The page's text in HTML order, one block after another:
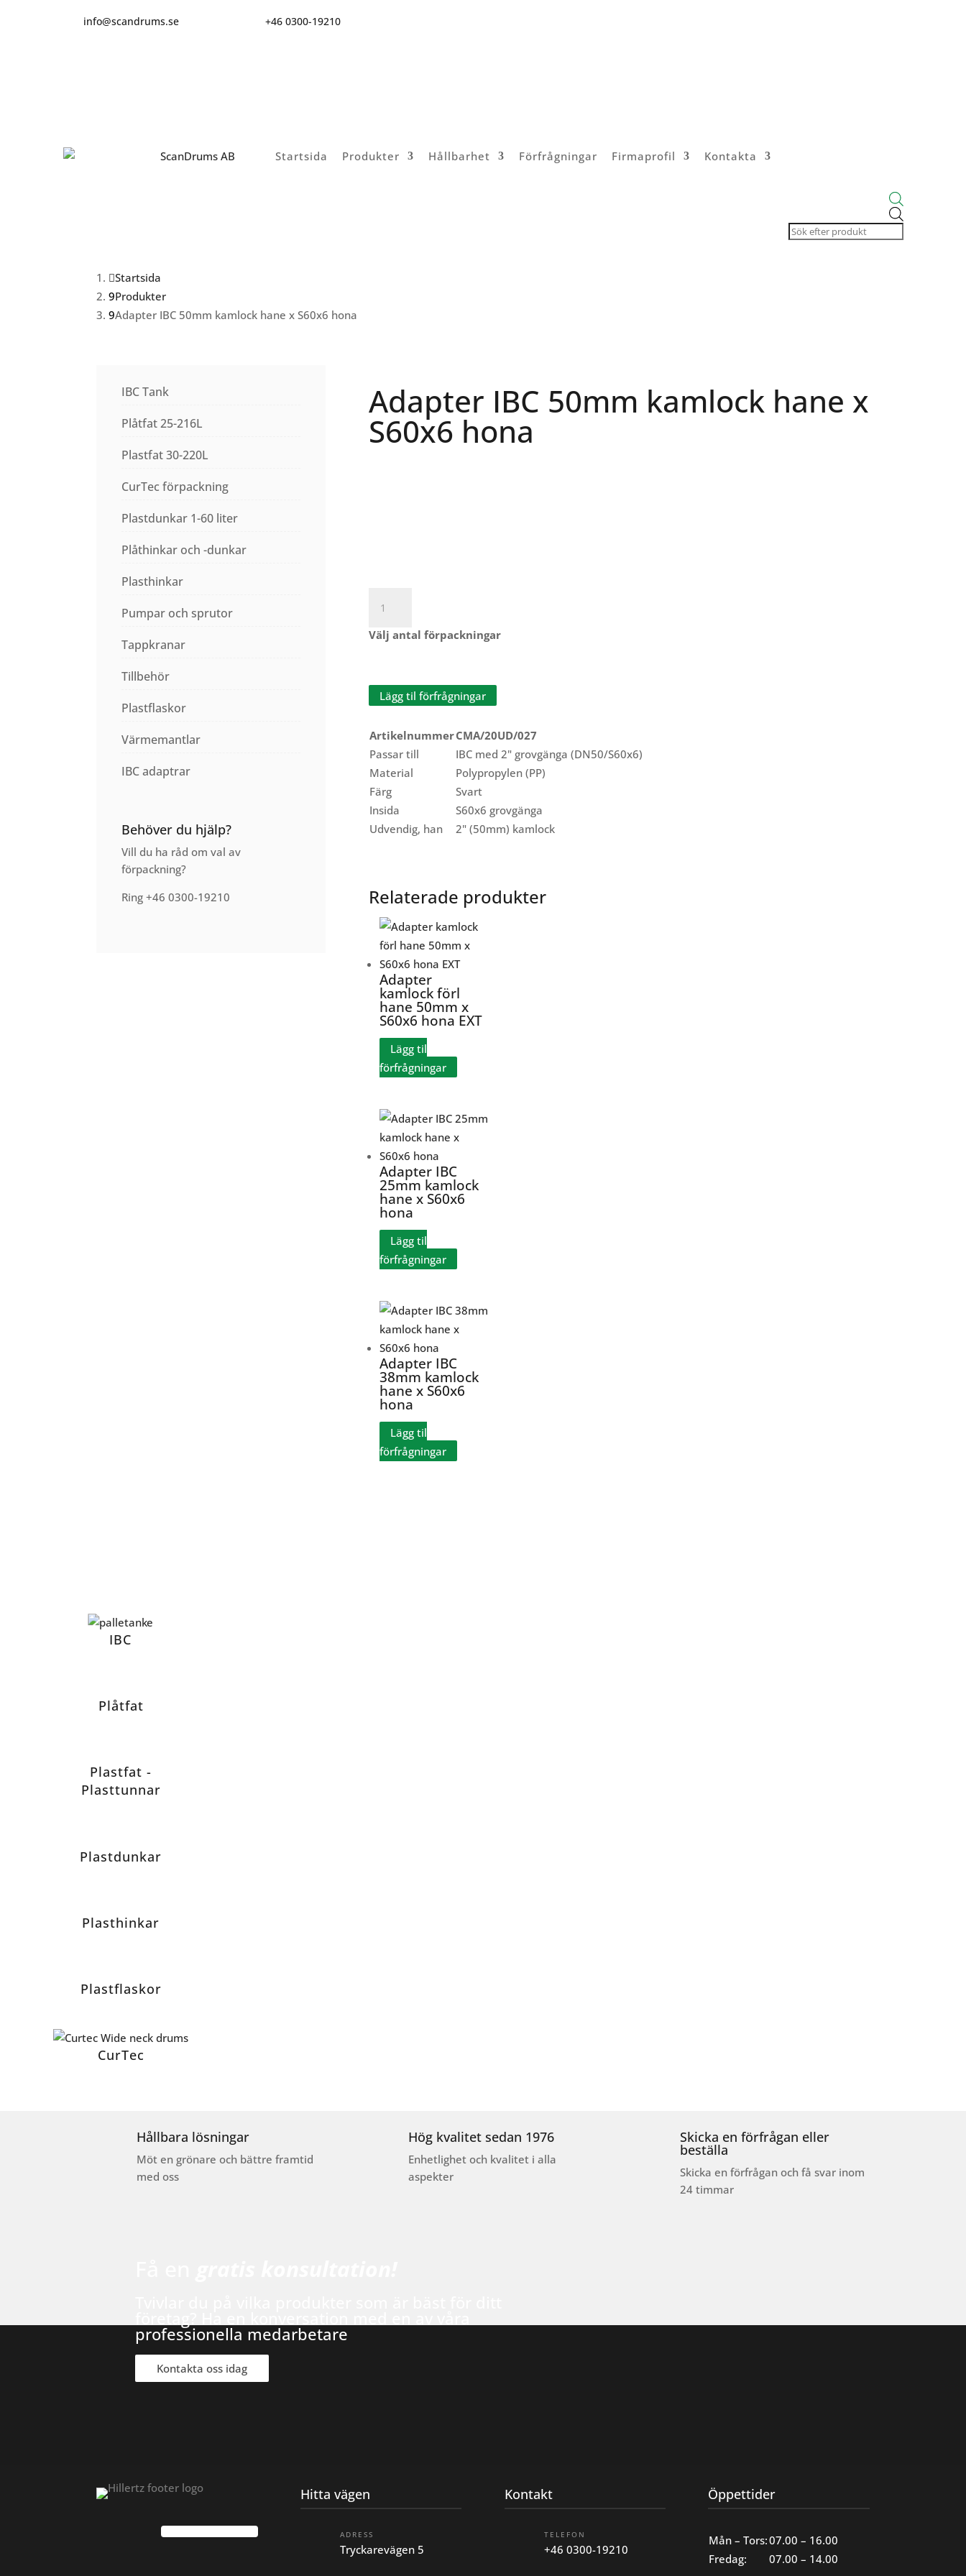
info@scandrums.se +46 0300-19210
Startsida Produkter Hållbarhet Förfrågningar Firmaprofil Kontakta
Products
search
Startsida
Produkter
Adapter IBC 50mm kamlock hane x S60x6 hona
IBC Tank
Plåtfat 25-216L
Plastfat 30-220L
CurTec förpackning
Plastdunkar 1-60 liter
Plåthinkar och -dunkar
Plasthinkar
Pumpar och sprutor
Tappkranar
Tillbehör
Plastflaskor
Värmemantlar
IBC adaptrar
Behöver du hjälp?
Vill du ha råd om val av
förpackning?
Ring +46 0300-19210
Adapter IBC 50mm kamlock hane x
S60x6 hona
IBC
50mm
x
S60x6
mängd
Välj antal förpackningar
Lägg til förfrågningar
ArtikelnummerCMA/20UD/027
Passar till
IBC med 2" grovgänga (DN50/S60x6)
Material
Polypropylen (PP)
Färg
Svart
Insida
S60x6 grovgänga
Udvendig, han
2" (50mm) kamlock
Relaterade produkter
Adapter
kamlock förl
hane 50mm x
S60x6 hona EXT
Lägg til
förfrågningar
Adapter IBC
25mm kamlock
hane x S60x6
hona
Lägg til
förfrågningar
Adapter IBC
38mm kamlock
hane x S60x6
hona
Lägg til
förfrågningar
IBC
Plåtfat
Plastfat -
Plasttunnar
Plastdunkar
Plasthinkar
Plastflaskor
CurTec
Hållbara lösningar
Möt en grönare och bättre framtid
med oss
Hög kvalitet sedan 1976
Enhetlighet och kvalitet i alla
aspekter
Skicka en förfrågan eller
beställa
Skicka en förfrågan och få svar inom
24 timmar
professionella medarbetare
Kontakta oss idag
Hitta vägen
ADRESS
Tryckarevägen 5
Kontakt
TELEFON
+46 0300-19210
Öppettider
Mån – Tors:07.00 – 16.00
Fredag:
07.00 – 14.00